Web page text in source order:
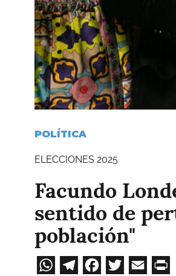
POLÍTICA
ELECCIONES 2025
Facundo
sentido de
población"
WhatsApp
Telegram
Twitter